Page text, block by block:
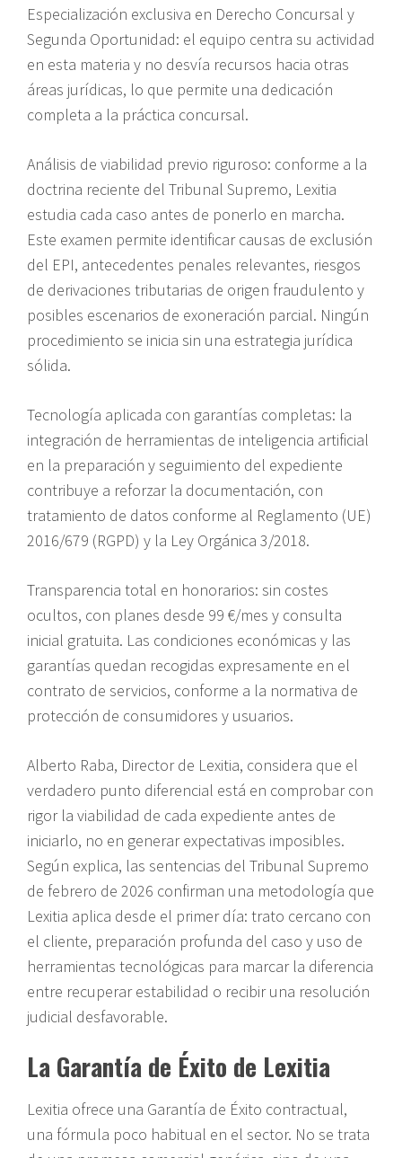
Especialización exclusiva en Derecho Concursal y
Segunda Oportunidad: el equipo centra su actividad
en esta materia y no desvía recursos hacia otras
áreas jurídicas, lo que permite una dedicación
completa a la práctica concursal.
Análisis de viabilidad previo riguroso: conforme a la
doctrina reciente del Tribunal Supremo, Lexitia
estudia cada caso antes de ponerlo en marcha.
Este examen permite identificar causas de exclusión
del EPI, antecedentes penales relevantes, riesgos
de derivaciones tributarias de origen fraudulento y
posibles escenarios de exoneración parcial. Ningún
procedimiento se inicia sin una estrategia jurídica
sólida.
Tecnología aplicada con garantías completas: la
integración de herramientas de inteligencia artificial
en la preparación y seguimiento del expediente
contribuye a reforzar la documentación, con
tratamiento de datos conforme al Reglamento (UE)
2016/679 (RGPD) y la Ley Orgánica 3/2018.
Transparencia total en honorarios: sin costes
ocultos, con planes desde 99 €/mes y consulta
inicial gratuita. Las condiciones económicas y las
garantías quedan recogidas expresamente en el
contrato de servicios, conforme a la normativa de
protección de consumidores y usuarios.
Alberto Raba, Director de Lexitia, considera que el
verdadero punto diferencial está en comprobar con
rigor la viabilidad de cada expediente antes de
iniciarlo, no en generar expectativas imposibles.
Según explica, las sentencias del Tribunal Supremo
de febrero de 2026 confirman una metodología que
Lexitia aplica desde el primer día: trato cercano con
el cliente, preparación profunda del caso y uso de
herramientas tecnológicas para marcar la diferencia
entre recuperar estabilidad o recibir una resolución
judicial desfavorable.
La Garantía de Éxito de Lexitia
Lexitia ofrece una Garantía de Éxito contractual,
una fórmula poco habitual en el sector. No se trata